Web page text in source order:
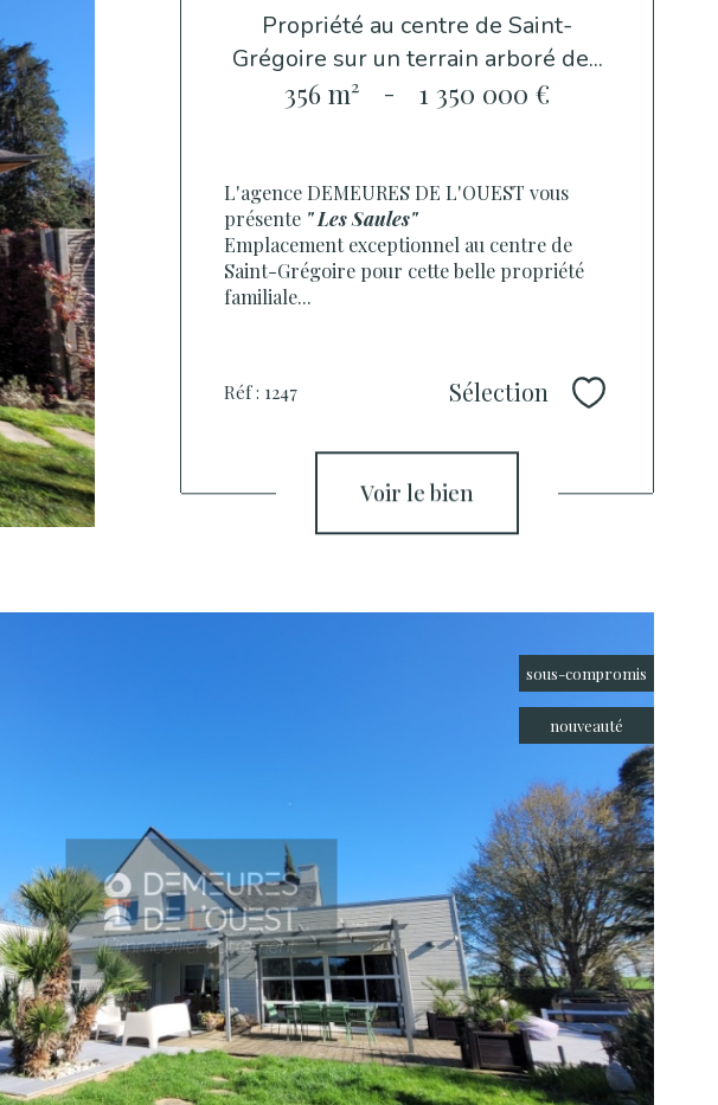
Propriété au centre de Saint-
Grégoire sur un terrain arboré de...
356 m² - 1 350 000 €
L'agence DEMEURES DE L'OUEST vous
présente " Les Saules"
Emplacement exceptionnel au centre de
Saint-Grégoire pour cette belle propriété
familiale...
Réf : 1247 Sélection Sélectionner
voir le bien
sous-compromis
nouveauté